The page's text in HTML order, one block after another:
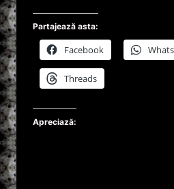
Partajează asta:
Facebook
Threads
Apreciază: